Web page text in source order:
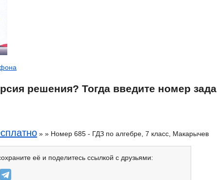
решения? Тогда введите номер
» » Номер 685 - ГДЗ по алгебре, 7 класс, Макарычев
её и поделитесь ссылкой с друзьями: